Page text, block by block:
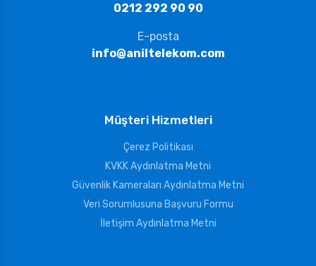
0212 292 90 90
E-posta
info@aniltelekom.com
Müşteri Hizmetleri
Çerez Politikası
KVKK Aydınlatma Metni
Güvenlik Kameraları Aydınlatma Metni
Veri Sorumlusuna Başvuru Formu
İletişim Aydınlatma Metni